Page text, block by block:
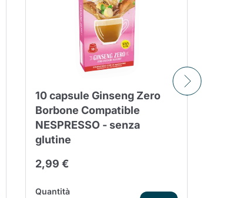
10 capsule Ginseng Zero
Borbone Compatible
NESPRESSO - senza
glutine
2,99 €
Quantità